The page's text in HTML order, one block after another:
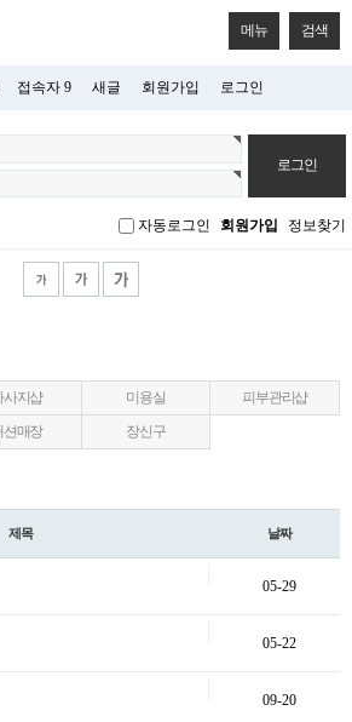
메뉴 검색
접속자 9 새글 회원가입 로그인
자동로그인 회원가입 정보찾기
사지샵 미용실
피부관리샵
션매장 장신구
제목 날짜
05-29
05-22
09-20